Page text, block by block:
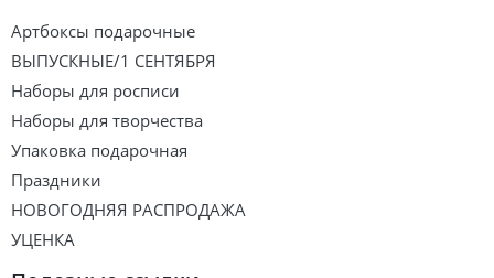
Артбоксы подарочные
ВЫПУСКНЫЕ/1 СЕНТЯБРЯ
Наборы для росписи
Наборы для творчества
Упаковка подарочная
Праздники
НОВОГОДНЯЯ РАСПРОДАЖА
УЦЕНКА